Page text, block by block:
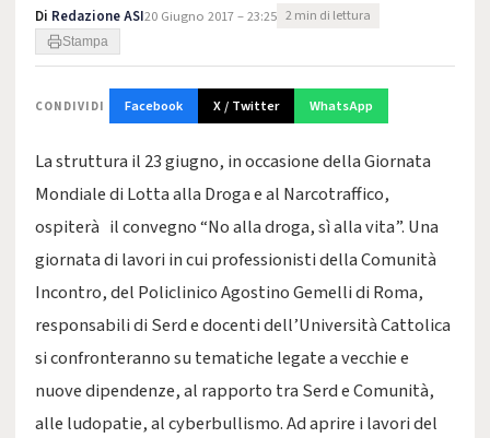
Di Redazione ASI20 Giugno 2017 – 23:25 2 min di lettura
Stampa
CONDIVIDI Facebook X / Twitter WhatsApp
La struttura il 23 giugno, in occasione della Giornata
Mondiale di Lotta alla Droga e al Narcotraffico,
ospiterà il convegno “No alla droga, sì alla vita”. Una
giornata di lavori in cui professionisti della Comunità
Incontro, del Policlinico Agostino Gemelli di Roma,
responsabili di Serd e docenti dell’Università Cattolica
si confronteranno su tematiche legate a vecchie e
nuove dipendenze, al rapporto tra Serd e Comunità,
alle ludopatie, al cyberbullismo. Ad aprire i lavori del